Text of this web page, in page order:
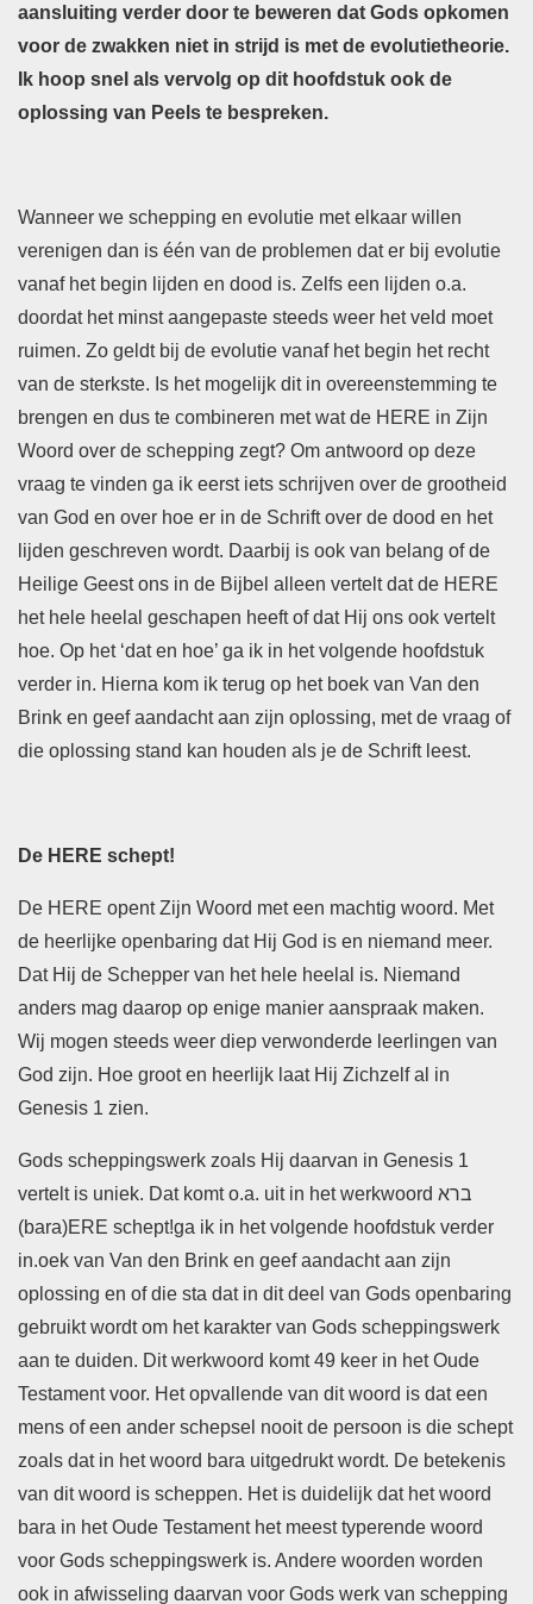
aansluiting verder door te beweren dat Gods opkomen
voor de zwakken niet in strijd is met de evolutietheorie.
Ik hoop snel als vervolg op dit hoofdstuk ook de
oplossing van Peels te bespreken.
Wanneer we schepping en evolutie met elkaar willen
verenigen dan is één van de problemen dat er bij evolutie
vanaf het begin lijden en dood is. Zelfs een lijden o.a.
doordat het minst aangepaste steeds weer het veld moet
ruimen. Zo geldt bij de evolutie vanaf het begin het recht
van de sterkste. Is het mogelijk dit in overeenstemming te
brengen en dus te combineren met wat de HERE in Zijn
Woord over de schepping zegt? Om antwoord op deze
vraag te vinden ga ik eerst iets schrijven over de grootheid
van God en over hoe er in de Schrift over de dood en het
lijden geschreven wordt. Daarbij is ook van belang of de
Heilige Geest ons in de Bijbel alleen vertelt dat de HERE
het hele heelal geschapen heeft of dat Hij ons ook vertelt
hoe. Op het ‘dat en hoe’ ga ik in het volgende hoofdstuk
verder in. Hierna kom ik terug op het boek van Van den
Brink en geef aandacht aan zijn oplossing, met de vraag of
die oplossing stand kan houden als je de Schrift leest.
De HERE schept!
De HERE opent Zijn Woord met een machtig woord. Met
de heerlijke openbaring dat Hij God is en niemand meer.
Dat Hij de Schepper van het hele heelal is. Niemand
anders mag daarop op enige manier aanspraak maken.
Wij mogen steeds weer diep verwonderde leerlingen van
God zijn. Hoe groot en heerlijk laat Hij Zichzelf al in
Genesis 1 zien.
Gods scheppingswerk zoals Hij daarvan in Genesis 1
vertelt is uniek. Dat komt o.a. uit in het werkwoord ברא
(bara)ERE schept!ga ik in het volgende hoofdstuk verder
in.oek van Van den Brink en geef aandacht aan zijn
oplossing en of die sta dat in dit deel van Gods openbaring
gebruikt wordt om het karakter van Gods scheppingswerk
aan te duiden. Dit werkwoord komt 49 keer in het Oude
Testament voor. Het opvallende van dit woord is dat een
mens of een ander schepsel nooit de persoon is die schept
zoals dat in het woord bara uitgedrukt wordt. De betekenis
van dit woord is scheppen. Het is duidelijk dat het woord
bara in het Oude Testament het meest typerende woord
voor Gods scheppingswerk is. Andere woorden worden
ook in afwisseling daarvan voor Gods werk van schepping